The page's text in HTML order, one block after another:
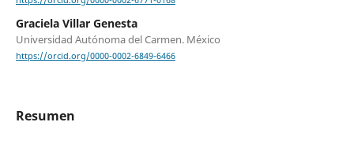
Graciela Villar Genesta
Universidad Autónoma del Carmen. México
https://orcid.org/0000-0002-6849-6466
Resumen